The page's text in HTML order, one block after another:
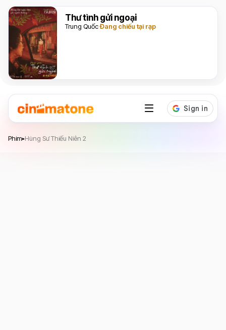
Thư tình gửi ngoại
Trung QuốcĐang chiếu tại rạp
Phim▸Hùng Sư Thiếu Niên 2